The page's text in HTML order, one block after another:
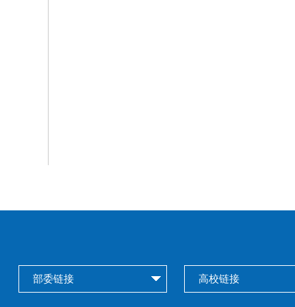
部委链接 高校链接